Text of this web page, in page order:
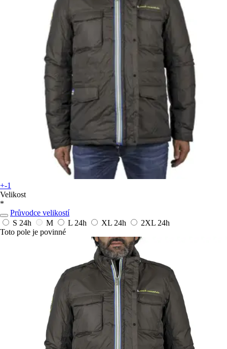
+-1
Velikost
*
Průvodce velikostí
S 24h M L 24h XL 24h 2XL 24h
Toto pole je povinné